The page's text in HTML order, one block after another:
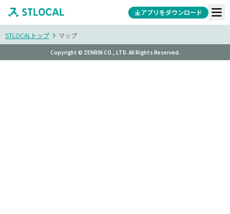
アプリをダウンロード
STLOCALトップ マップ
Copyright © ZENRIN CO., LTD. All Rights Reserved.